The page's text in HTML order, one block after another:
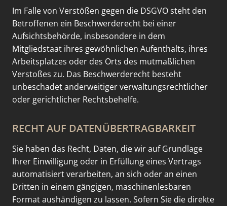
Im Falle von Verstößen gegen die DSGVO steht den
Betroffenen ein Beschwerderecht bei einer
Aufsichtsbehörde, insbesondere in dem
Mitgliedstaat ihres gewöhnlichen Aufenthalts, ihres
Arbeitsplatzes oder des Orts des mutmaßlichen
Verstoßes zu. Das Beschwerderecht besteht
unbeschadet anderweitiger verwaltungsrechtlicher
oder gerichtlicher Rechtsbehelfe.
RECHT AUF DATEN­ÜBERTRAG­BARKEIT
Sie haben das Recht, Daten, die wir auf Grundlage
Ihrer Einwilligung oder in Erfüllung eines Vertrags
automatisiert verarbeiten, an sich oder an einen
Dritten in einem gängigen, maschinenlesbaren
Format aushändigen zu lassen. Sofern Sie die direkte